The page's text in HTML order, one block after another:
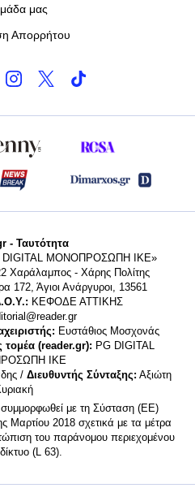
μας
Απορρήτου
- Ταυτότητα
DIGITAL MONΟΠΡΟΣΩΠΗ ΙΚΕ»
Χαράλαμπος - Χάρης Πολίτης
172, Άγιοι Ανάργυροι, 13561
ΚΕΦΟΔΕ ΑΤΤΙΚΗΣ
Ευστάθιος Μοσχονάς
τομέα (reader.gr): PG DIGITAL
ΙΚΕ
/ Διευθυντής Σύνταξης: Αξιώτη
συμμορφωθεί με τη Σύσταση (ΕΕ)
Μαρτίου 2018 σχετικά με τα μέτρα
του παράνομου περιεχομένου
(L 63).